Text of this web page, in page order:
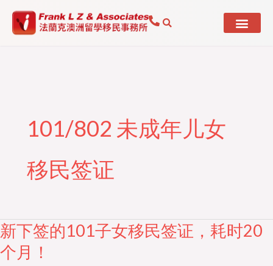
101/802 未成年儿女
移民签证
新下签的101子女移民签证，耗时20
个月！
新
下
签